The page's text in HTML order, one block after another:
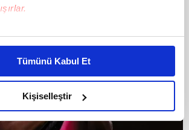
halinde sizlere özel
yaşatabiliriz. Bunu yaparken
daha iyi bir reklam deneyimi sunmak
en iyi içerikleri sunabilmek adına
gösterdiğimizi ve bu noktada,
karşılamak noktasında tek gelir
Tümünü Kabul Et
Kişiselleştir